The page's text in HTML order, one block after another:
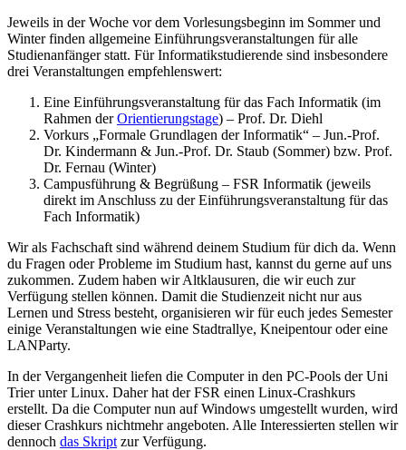
Jeweils in der Woche vor dem Vorlesungsbeginn im Sommer und
Winter finden allgemeine Einführungsveranstaltungen für alle
Studienanfänger statt. Für Informatikstudierende sind insbesondere
drei Veranstaltungen empfehlenswert:
Eine Einführungsveranstaltung für das Fach Informatik (im
Rahmen derOrientierungstage) – Prof. Dr. Diehl
Vorkurs „Formale Grundlagen der Informatik“ – Jun.-Prof.
Dr. Kindermann & Jun.-Prof. Dr. Staub (Sommer) bzw. Prof.
Dr. Fernau (Winter)
Campusführung & Begrüßung – FSR Informatik (jeweils
direkt im Anschluss zu der Einführungsveranstaltung für das
Fach Informatik)
Wir als Fachschaft sind während deinem Studium für dich da. Wenn
du Fragen oder Probleme im Studium hast, kannst du gerne auf uns
zukommen. Zudem haben wir Altklausuren, die wir euch zur
Verfügung stellen können. Damit die Studienzeit nicht nur aus
Lernen und Stress besteht, organisieren wir für euch jedes Semester
einige Veranstaltungen wie eine Stadtrallye, Kneipentour oder eine
LANParty.
In der Vergangenheit liefen die Computer in den PC-Pools der Uni
Trier unter Linux. Daher hat der FSR einen Linux-Crashkurs
erstellt. Da die Computer nun auf Windows umgestellt wurden, wird
dieser Crashkurs nichtmehr angeboten. Alle Interessierten stellen wir
dennoch das Skript zur Verfügung.